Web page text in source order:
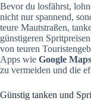
Bevor du losfährst,
nicht nur spannend,
teure Mautstraßen,
günstigeren
von teuren
Apps wie Google Maps
zu vermeiden und die
Günstig tanken und